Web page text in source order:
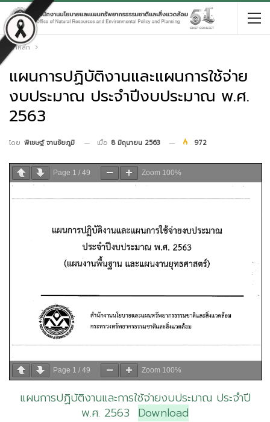
หน้าหลัก
แผนการปฏิบัติงานและแผนการใช้จ่าย
งบประมาณ ประจำปีงบประมาณ พ.ศ.
2563
โดย พิเชษฐ์ จานชัยภูมิ เมื่อ 8 มิถุนายน 2563 972
Page 1 / 49 Zoom 100%
Page 1 / 49 Zoom 100%
แผนการปฏิบัติงานและการใช้จ่ายงบประมาณ ประจำปี
พ.ศ. 2563 Download